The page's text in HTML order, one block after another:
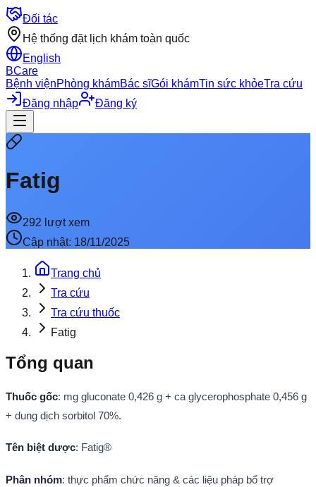
Đối tác
Hệ thống đặt lịch khám toàn quốc
English
BCare
Bệnh việnPhòng khámBác sĩGói khámTin sức khỏeTra cứu
Đăng nhập
Đăng ký
Fatig
292 lượt xem
Cập nhật: 18/11/2025
Trang chủ
Tra cứu
Tra cứu thuốc
Fatig
Tổng quan
Thuốc gốc: mg gluconate 0,426 g + ca glycerophosphate 0,456 g
+ dung dịch sorbitol 70%.
Tên biệt dược: Fatig®
Phân nhóm: thực phẩm chức năng & các liệu pháp bổ trợ